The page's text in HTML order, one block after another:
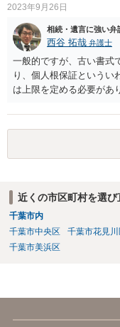
れば、当該弁護士との委
出することを検討なさっ
2023年9月26日
相続・遺言に強い弁
西谷 拓哉 弁護士
一般的ですが、古い書式
り、個人根保証というい
は上限を定める必要があ
り、会社側は請求できな
近くの市区町村を選び
千葉市内
千葉市中央区
千葉市花見川
千葉市美浜区